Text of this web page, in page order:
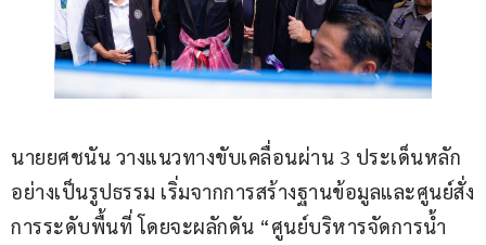
นายยศชนัน วางแนวทางขับเคลื่อนผ่าน 3 ประเด็นหลัก
อย่างเป็นรูปธรรม เริ่มจากการสร้างฐานข้อมูลและศูนย์สั่ง
การระดับพื้นที่ โดยจะผลักดัน “ศูนย์บริหารจัดการน้ำ